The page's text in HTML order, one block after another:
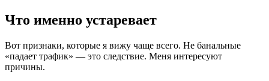
Что именно устаревает
Вот признаки, которые я вижу чаще всего. Не банальные
«падает трафик» — это следствие. Меня интересуют
причины.